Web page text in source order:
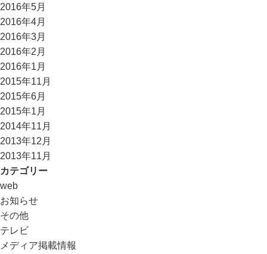
2016年5月
2016年4月
2016年3月
2016年2月
2016年1月
2015年11月
2015年6月
2015年1月
2014年11月
2013年12月
2013年11月
カテゴリー
web
お知らせ
その他
テレビ
メディア掲載情報